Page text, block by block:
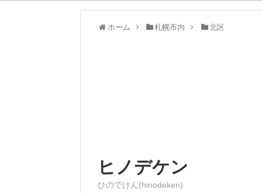
ホーム 札幌市内 北区
ヒノデケン
ひのでけん(hinodeken)